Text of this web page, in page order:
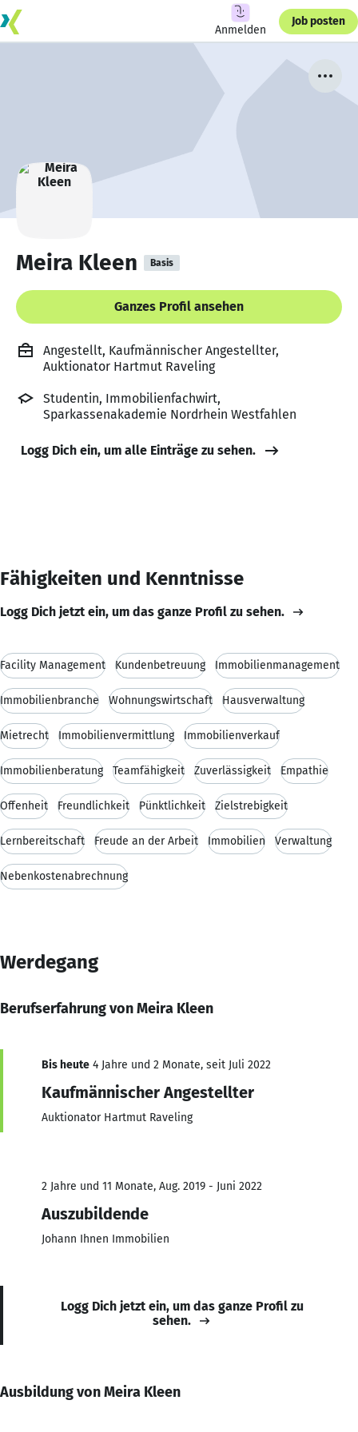
Anmelden
Job posten
Meira Kleen Basis
Ganzes Profil ansehen
Angestellt, Kaufmännischer Angestellter,
Auktionator Hartmut Raveling
Studentin, Immobilienfachwirt,
Sparkassenakademie Nordrhein Westfahlen
Logg Dich ein, um alle Einträge zu sehen.
Fähigkeiten und Kenntnisse
Logg Dich jetzt ein, um das ganze Profil zu sehen.
Facility Management Kundenbetreuung Immobilienmanagement
Immobilienbranche Wohnungswirtschaft Hausverwaltung
Mietrecht Immobilienvermittlung Immobilienverkauf
Immobilienberatung Teamfähigkeit Zuverlässigkeit Empathie
Offenheit Freundlichkeit Pünktlichkeit Zielstrebigkeit
Lernbereitschaft Freude an der Arbeit Immobilien Verwaltung
Nebenkostenabrechnung
Werdegang
Berufserfahrung von Meira Kleen
Bis heute 4 Jahre und 2 Monate, seit Juli 2022
Kaufmännischer Angestellter
Auktionator Hartmut Raveling
2 Jahre und 11 Monate, Aug. 2019 - Juni 2022
Auszubildende
Johann Ihnen Immobilien
Logg Dich jetzt ein, um das ganze Profil zu
sehen.
Ausbildung von Meira Kleen